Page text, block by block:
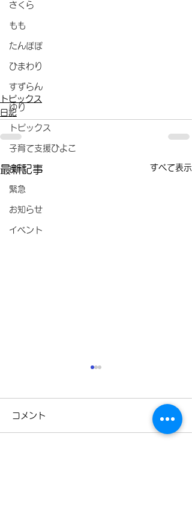
さくら
もも
たんぽぽ
ひまわり
すずらん
ゆり
トピックス
子育て支援ひよこ
食育
緊急
お知らせ
イベント
トピックス
日記
最新記事 すべて表示
3月31日
コメント